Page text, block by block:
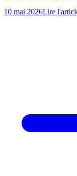
10 mai 2026Lire